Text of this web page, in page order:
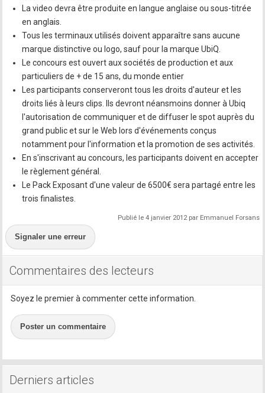
La video devra être produite en langue anglaise ou sous-titrée
en anglais.
Tous les terminaux utilisés doivent apparaître sans aucune
marque distinctive ou logo, sauf pour la marque UbiQ.
Le concours est ouvert aux sociétés de production et aux
particuliers de + de 15 ans, du monde entier
Les participants conserveront tous les droits d'auteur et les
droits liés à leurs clips. Ils devront néansmoins donner à Ubiq
l'autorisation de communiquer et de diffuser le spot auprès du
grand public et sur le Web lors d'événements conçus
notamment pour l'information et la promotion de ses activités.
En s'inscrivant au concours, les participants doivent en accepter
le règlement général.
Le Pack Exposant d'une valeur de 6500€ sera partagé entre les
trois finalistes.
Publié le 4 janvier 2012 par Emmanuel Forsans
Signaler une erreur
Commentaires des lecteurs
Soyez le premier à commenter cette information.
Poster un commentaire
Derniers articles